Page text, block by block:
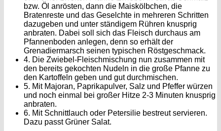
bzw. Öl anrösten, dann die Maiskölbchen, die
Bratenreste und das Geselchte in mehreren Schritten
dazugeben und unter ständigem Rühren knusprig
anbraten. Dabei soll sich das Fleisch durchaus am
Pfannenboden anlegen, denn so erhält der
Grenadiermarsch seinen typischen Röstgeschmack.
4. Die Zwiebel-Fleischmischung nun zusammen mit
den bereits gekochten Nudeln in die große Pfanne zu
den Kartoffeln geben und gut durchmischen.
5. Mit Majoran, Paprikapulver, Salz und Pfeffer würzen
und noch einmal bei großer Hitze 2-3 Minuten knusprig
anbraten.
6. Mit Schnittlauch oder Petersilie bestreut servieren.
Dazu passt Grüner Salat.